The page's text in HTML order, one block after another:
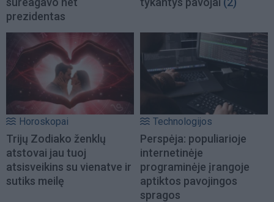
prezidentas
Horoskopai
Trijų Zodiako ženklų
atstovai jau tuoj
atsisveikins su vienatve ir
sutiks meilę
Technologijos
Perspėja: populiarioje
internetinėje
programinėje įrangoje
aptiktos pavojingos
spragos